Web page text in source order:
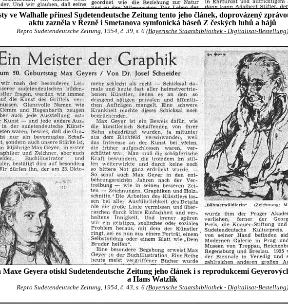
ve Walhalle přinesl Sudetendeutsche Zeitung tento jeho článek, doprovázený
aktu zazněla v Řezně i Smetanova symfonická báseň Z českých luhů a hájů
Repro Sudetendeutsche Zeitung, 1954, č. 39, s. 6 (Bayerische Staatsbibliothek - Digitalisat-Bestellung)
Geyera otiskl Sudetendeutsche Zeitung jeho článek i s reprodukcemi
a Hans Watzlik
Repro Sudetendeutsche Zeitung, 1954, č. 43, s. 6 (Bayerische Staatsbibliothek - Digitalisat-Bestellung)